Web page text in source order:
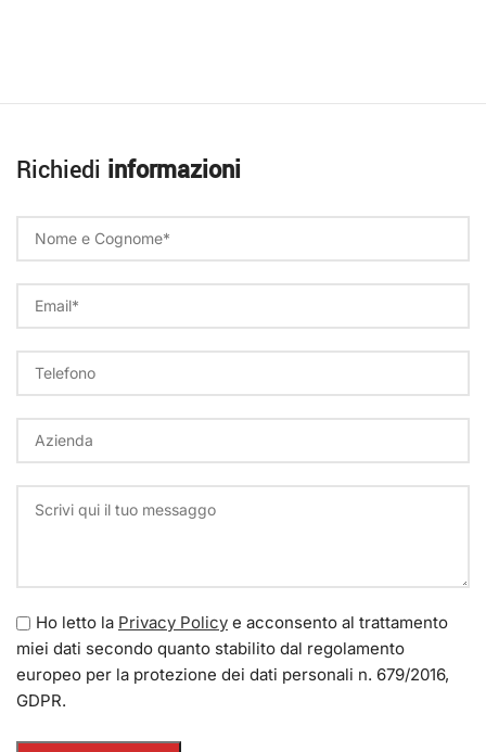
Richiedi informazioni
Ho letto la Privacy Policy e acconsento al trattamento
miei dati secondo quanto stabilito dal regolamento
europeo per la protezione dei dati personali n. 679/2016,
GDPR.